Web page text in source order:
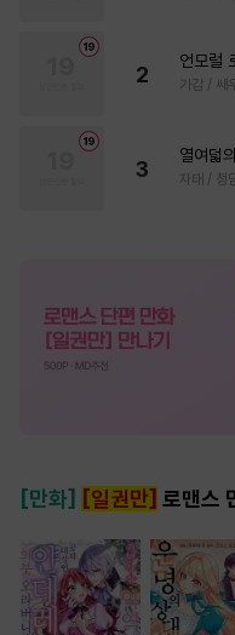
2
언모럴
가감 / 쌔
3
열여덟
자태 / 청
[만화] [일권만] 로맨스